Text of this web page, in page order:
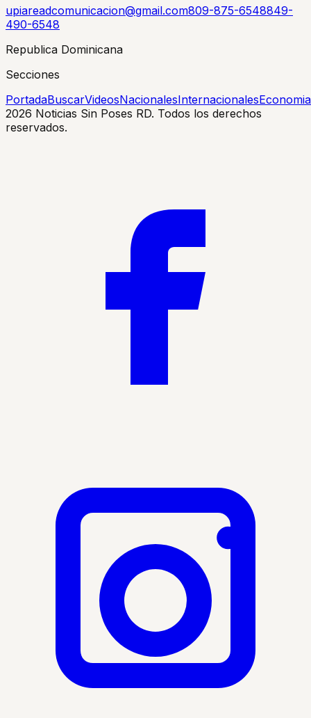
upiareadcomunicacion@gmail.com809-875-6548849-
490-6548
Republica Dominicana
Secciones
PortadaBuscarVideosNacionalesInternacionalesEconomia
2026 Noticias Sin Poses RD. Todos los derechos
reservados.